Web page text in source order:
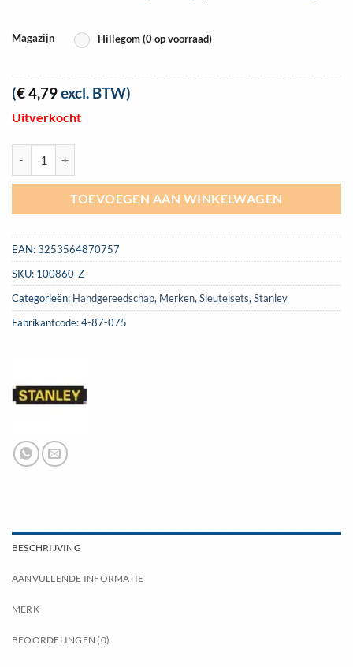
Magazijn Hillegom (0 op voorraad)
(€4,79excl. BTW)
Uitverkocht
TOEVOEGEN AAN WINKELWAGEN
EAN:3253564870757
SKU: 100860-Z
Categorieën: Handgereedschap, Merken,Sleutelsets,Stanley
Fabrikantcode: 4-87-075
BESCHRIJVING
AANVULLENDE INFORMATIE
MERK
BEOORDELINGEN (0)